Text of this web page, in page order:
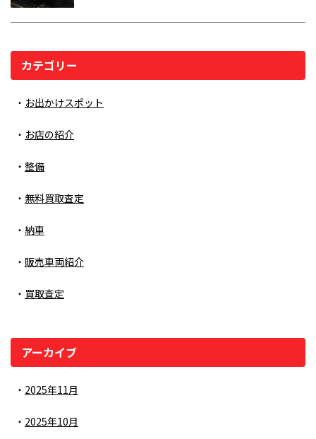
カテゴリー
お出かけスポット
お店の紹介
整備
無料買取査定
納車
販売車両紹介
買取査定
アーカイブ
2025年11月
2025年10月